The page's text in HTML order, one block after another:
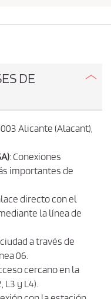
DE
Alicante (Alacant),
: Conexiones
importantes de
directo con el
la línea de
a través de
06.
cercano en la
L3 y L4).